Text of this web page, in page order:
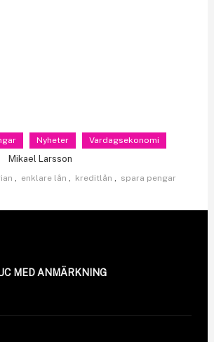
Nyheter Vardagsekonomi
Mikael Larsson
, enklare lån , kreditlån , spara pengar
MED ANMÄRKNING